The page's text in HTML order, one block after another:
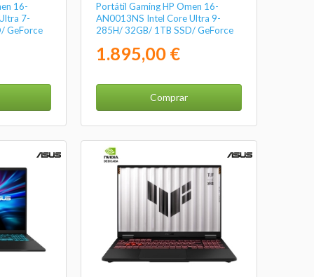
16-
7-
GeForce
Portátil Gaming HP Omen 16-
AN0013NS Intel Core Ultra 9-
285H/ 32GB/ 1TB SSD/ GeForce
Operativo
1.895,00 €
Comprar